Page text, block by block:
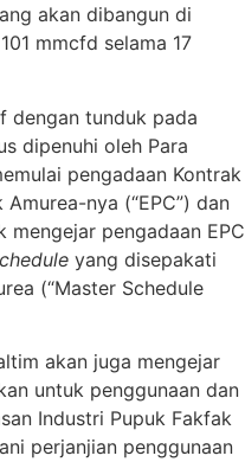
akan dibangun di
mmcfd selama 17
dengan tunduk pada
dipenuhi oleh Para
pengadaan Kontrak
nya (“EPC”) dan
pengadaan EPC
yang disepakati
(“Master Schedule
akan juga mengejar
untuk penggunaan dan
Industri Pupuk Fakfak
perjanjian penggunaan